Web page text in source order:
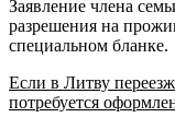
Заявление члена
разрешения на
специальном бланке.
Если в Литву
потребуется